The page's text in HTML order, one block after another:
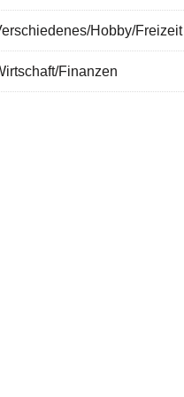
Hobby/Freizeit
Finanzen